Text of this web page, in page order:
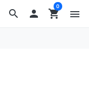
search  shopping_cart
0
menu